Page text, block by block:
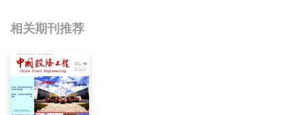
相关提问
杭州化工影响因子是多少？
杭州化工怎么样？
相关期刊推荐